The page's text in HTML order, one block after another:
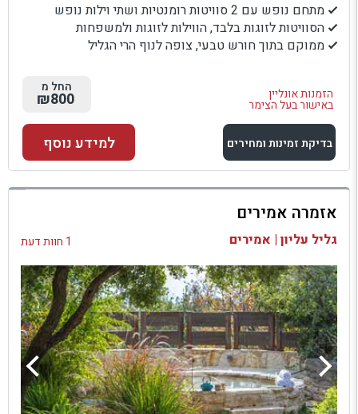
מתחם נופש עם 2 סוויטות רומנטיות ושתי וילות נופש
הסוויטות לזוגות בלבד, הווילות לזוגות ולמשפחות
ממוקם בתוך חורש טבעי, צופה לנוף הרי הגליל
הזמנות אונליין
באישור בעל הצימר
החל מ
₪800
בדיקת זמינות ומחירים
למתחם זה
בדיקת זמינות ומחירים
למידע נוסף
אזמרה אמירים
גליל עליון | אמירים 1 חוות דעת